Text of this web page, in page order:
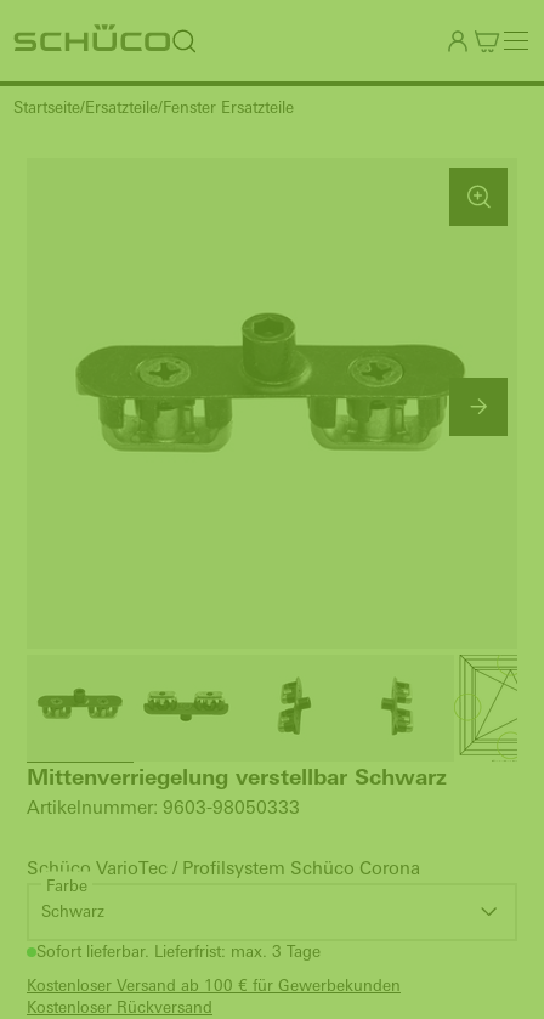
Startseite Ersatzteile Fenster Ersatzteile
Mittenverriegelung verstellbar Schwarz
Artikelnummer: 9603-98050333
Schüco VarioTec / Profilsystem Schüco Corona
Farbe
Schwarz
Sofort lieferbar. Lieferfrist: max. 3 Tage
Kostenloser Versand ab 100 € für Gewerbekunden
Kostenloser Rückversand